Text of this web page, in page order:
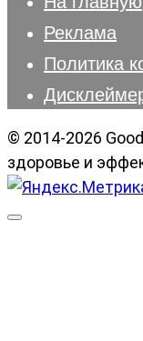
Реклама
Политика
© 2014-2026
здоровье и